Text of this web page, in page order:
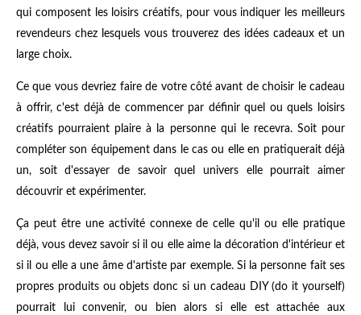
qui composent les loisirs créatifs, pour vous indiquer les meilleurs
revendeurs chez lesquels vous trouverez des idées cadeaux et un
large choix.
Ce que vous devriez faire de votre côté avant de choisir le cadeau
à offrir, c'est déjà de commencer par définir quel ou quels loisirs
créatifs pourraient plaire à la personne qui le recevra. Soit pour
compléter son équipement dans le cas ou elle en pratiquerait déjà
un, soit d'essayer de savoir quel univers elle pourrait aimer
découvrir et expérimenter.
Ça peut être une activité connexe de celle qu'il ou elle pratique
déjà, vous devez savoir si il ou elle aime la décoration d'intérieur et
si il ou elle a une âme d'artiste par exemple. Si la personne fait ses
propres produits ou objets donc si un cadeau DIY (do it yourself)
pourrait lui convenir, ou bien alors si elle est attachée aux